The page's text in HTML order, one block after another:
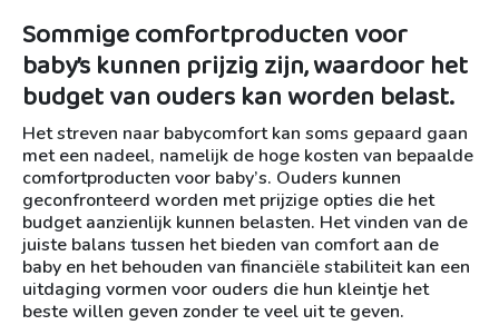
Sommige comfortproducten voor
baby’s kunnen prijzig zijn, waardoor het
budget van ouders kan worden belast.
Het streven naar babycomfort kan soms gepaard gaan
met een nadeel, namelijk de hoge kosten van bepaalde
comfortproducten voor baby’s. Ouders kunnen
geconfronteerd worden met prijzige opties die het
budget aanzienlijk kunnen belasten. Het vinden van de
juiste balans tussen het bieden van comfort aan de
baby en het behouden van financiële stabiliteit kan een
uitdaging vormen voor ouders die hun kleintje het
beste willen geven zonder te veel uit te geven.